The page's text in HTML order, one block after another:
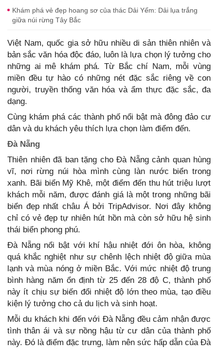
Khám phá vẻ đẹp hoang sơ của thác Dải Yếm: Dải lụa trắng
giữa núi rừng Tây Bắc
Việt Nam, quốc gia sở hữu nhiều di sản thiên nhiên và
bản sắc văn hóa độc đáo, luôn là lựa chọn lý tưởng cho
những ai mê khám phá. Từ Bắc chí Nam, mỗi vùng
miền đều tự hào có những nét đặc sắc riêng về con
người, truyền thống văn hóa và ẩm thực đặc sắc, đa
dạng.
Cùng khám phá các thành phố nổi bật mà đông đảo cư
dân và du khách yêu thích lựa chọn làm điểm đến.
Đà Nẵng
Thiên nhiên đã ban tặng cho Đà Nẵng cảnh quan hùng
vĩ, nơi rừng núi hòa mình cùng làn nước biển trong
xanh. Bãi biển Mỹ Khê, một điểm đến thu hút triệu lượt
khách mỗi năm, được đánh giá là một trong những bãi
biển đẹp nhất châu Á bởi TripAdvisor. Nơi đây không
chỉ có vẻ đẹp tự nhiên hút hồn mà còn sở hữu hệ sinh
thái biển phong phú.
Đà Nẵng nổi bật với khí hậu nhiệt đới ôn hòa, không
quá khắc nghiệt như sự chênh lệch nhiệt độ giữa mùa
lạnh và mùa nóng ở miền Bắc. Với mức nhiệt độ trung
bình hàng năm ổn định từ 25 đến 28 độ C, thành phố
này ít chịu sự biến đổi nhiệt độ lớn theo mùa, tạo điều
kiện lý tưởng cho cả du lịch và sinh hoạt.
Mỗi du khách khi đến với Đà Nẵng đều cảm nhận được
tình thân ái và sự nồng hậu từ cư dân của thành phố
này. Đó là điểm đặc trưng, làm nên sức hấp dẫn của Đà